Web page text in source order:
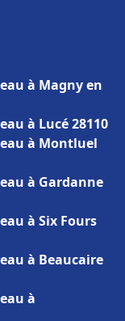
à Magny en
à Lucé 28110
à Montluel
à Gardanne
à Six Fours
à Beaucaire
à